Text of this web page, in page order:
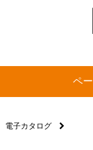
ペ
電子カタログ